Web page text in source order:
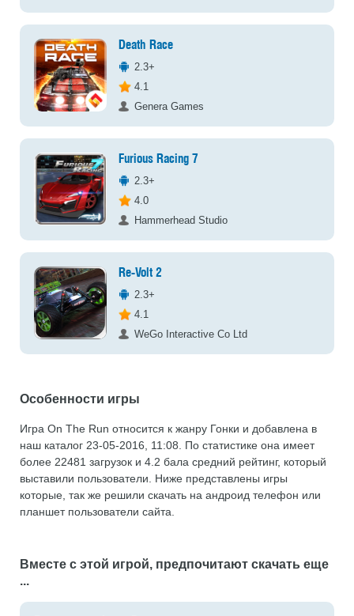
Death Race
2.3+
4.1
Genera Games
Furious Racing 7
2.3+
4.0
Hammerhead Studio
Re-Volt 2
2.3+
4.1
WeGo Interactive Co Ltd
Особенности игры
Игра On The Run относится к жанру Гонки и добавлена в
наш каталог 23-05-2016, 11:08. По статистике она имеет
более 22481 загрузок и 4.2 бала средний рейтинг, который
выставили пользователи. Ниже представлены игры
которые, так же решили скачать на андроид телефон или
планшет пользователи сайта.
Вместе с этой игрой, предпочитают скачать еще
...